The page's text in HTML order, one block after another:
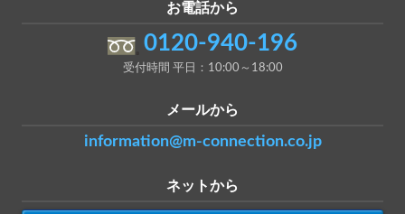
お電話から
0120-940-196
受付時間 平日：10:00～18:00
メールから
information@m-connection.co.jp
ネットから